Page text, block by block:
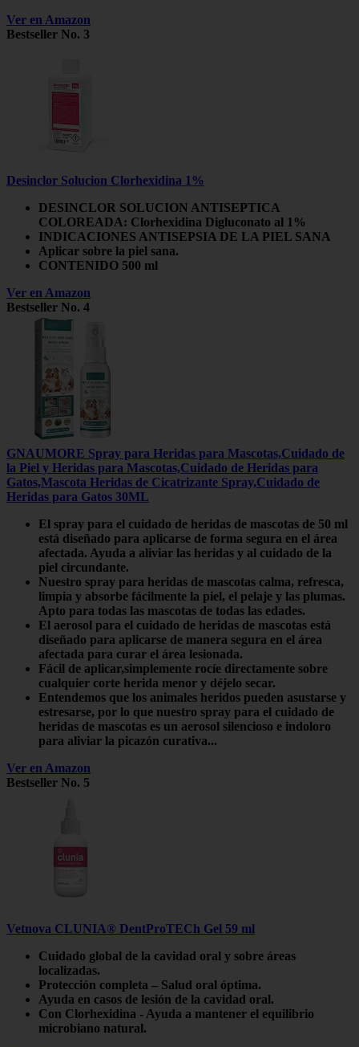
Ver en Amazon
Bestseller No. 3
Desinclor Solucion Clorhexidina 1%
DESINCLOR SOLUCION ANTISEPTICA
COLOREADA: Clorhexidina Digluconato al 1%
INDICACIONES ANTISEPSIA DE LA PIEL SANA
Aplicar sobre la piel sana.
CONTENIDO 500 ml
Ver en Amazon
Bestseller No. 4
GNAUMORE Spray para Heridas para Mascotas,Cuidado de
la Piel y Heridas para Mascotas,Cuidado de Heridas para
Gatos,Mascota Heridas de Cicatrizante Spray,Cuidado de
Heridas para Gatos 30ML
El spray para el cuidado de heridas de mascotas de 50 ml
está diseñado para aplicarse de forma segura en el área
afectada. Ayuda a aliviar las heridas y al cuidado de la
piel circundante.
Nuestro spray para heridas de mascotas calma, refresca,
limpia y absorbe fácilmente la piel, el pelaje y las plumas.
Apto para todas las mascotas de todas las edades.
El aerosol para el cuidado de heridas de mascotas está
diseñado para aplicarse de manera segura en el área
afectada para curar el área lesionada.
Fácil de aplicar,simplemente rocíe directamente sobre
cualquier corte herida menor y déjelo secar.
Entendemos que los animales heridos pueden asustarse y
estresarse, por lo que nuestro spray para el cuidado de
heridas de mascotas es un aerosol silencioso e indoloro
para aliviar la picazón curativa...
Ver en Amazon
Bestseller No. 5
Vetnova CLUNIA® DentProTECh Gel 59 ml
Cuidado global de la cavidad oral y sobre áreas
localizadas.
Protección completa – Salud oral óptima.
Ayuda en casos de lesión de la cavidad oral.
Con Clorhexidina - Ayuda a mantener el equilibrio
microbiano natural.